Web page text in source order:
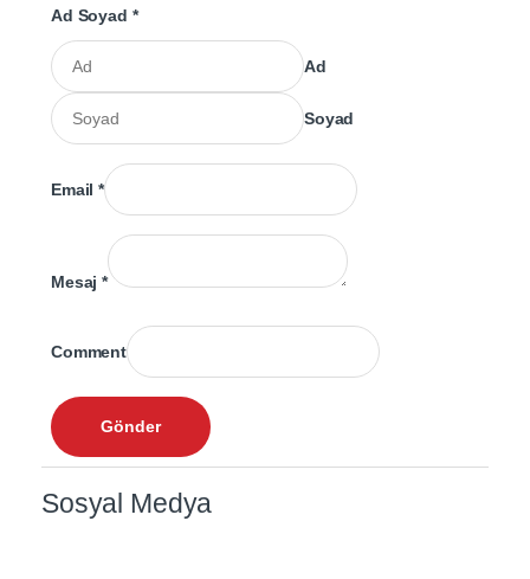
Ad Soyad *
Ad
Soyad
Email*
Mesaj*
Comment
Gönder
Sosyal Medya